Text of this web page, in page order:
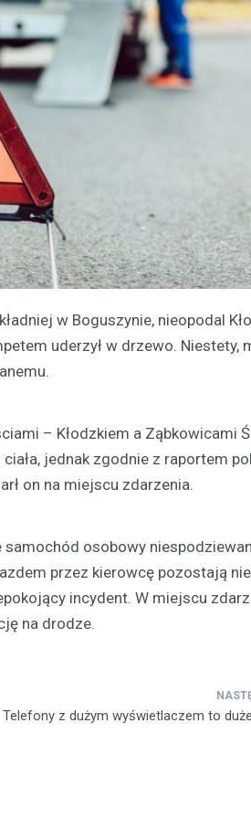
w Boguszynie, nieopodal
uderzył w drzewo. Niestety,
– Kłodzkiem a Ząbkowicami
jednak zgodnie z raportem
on na miejscu zdarzenia.
osobowy
przez kierowcę pozostają
incydent. W miejscu
na drodze.
Telefony z dużym wyświetlaczem to
Folklor
20. Jubileusz Prezentacji
Ludowych Ziem
Od ponad dwóch dekad,
wydarzenie przyciąga